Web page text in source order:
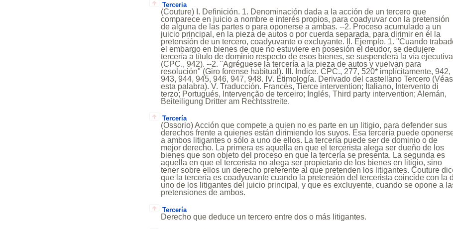
Terceria
(Couture) I. Definición. 1. Denominación dada a la acción de un tercero que
comparece en juicio a nombre e interés propios, para coadyuvar con la pretensión
de alguna de las partes o para oponerse a ambas. --2. Proceso acumulado a un
juicio principal, en la pieza de autos o por cuerda separada, para dirimir en él la
pretensión de un tercero, coadyuvante o excluyante. II. Ejemplo. 1. "Cuando
el embargo en bienes de que no estuviere en posesión el deudor, se dedujere
tercería a título de dominio respecto de esos bienes, se suspenderá la vía
(CPC., 942). --2. "Agréguese la tercería a la pieza de autos y vuelvan para
resolución" (Giro forense habitual). III. Indice. CPC., 277, 520* implícitamente, 942,
943, 944, 945, 946, 947, 948. IV. Etimología. Derivado del castellano Tercero
esta palabra). V. Traducción. Francés, Tierce intervention; Italiano, Intervento di
terzo; Portugués, Intervenção de terceiro; Inglés, Third party intervention; Alemán,
Beiteiligung Dritter am Rechtsstreite.
Tercería
(Ossorio) Acción que compete a quien no es parte en un litigio, para defender sus
derechos frente a quienes están dirimiendo los suyos. Esa tercería puede
a ambos litigantes o sólo a uno de ellos. La tercería puede ser de dominio o de
mejor derecho. La primera es aquella en que el tercerista alega ser dueño de los
bienes que son objeto del proceso en que la tercería se presenta. La segunda es
aquella en que el tercerista no alega ser propietario de los bienes en litigio, sino
tener sobre ellos un derecho preferente al que pretenden los litigantes. Couture
que la tercería es coadyuvante cuando la pretensión del tercerista coincide con la
uno de los litigantes del juicio principal, y que es excluyente, cuando se opone a
pretensiones de ambos.
Tercería
Derecho que deduce un tercero entre dos o más litigantes.